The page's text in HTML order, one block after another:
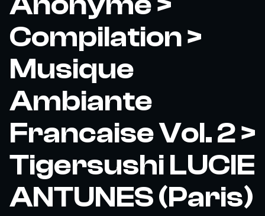
Compilation >
Musique
Ambiante
Francaise Vol. 2 >
Tigersushi LUCIE
ANTUNES (Paris)